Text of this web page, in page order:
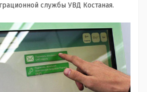
службы УВД Костаная.